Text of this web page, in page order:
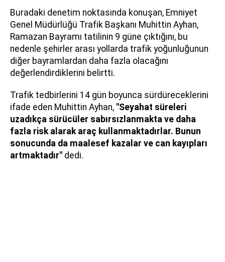
Buradaki denetim noktasında konuşan, Emniyet
Genel Müdürlüğü Trafik Başkanı Muhittin Ayhan,
Ramazan Bayramı tatilinin 9 güne çıktığını, bu
nedenle şehirler arası yollarda trafik yoğunluğunun
diğer bayramlardan daha fazla olacağını
değerlendirdiklerini belirtti.
Trafik tedbirlerini 14 gün boyunca sürdüreceklerini
ifade eden Muhittin Ayhan, "Seyahat süreleri
uzadıkça sürücüler sabırsızlanmakta ve daha
fazla risk alarak araç kullanmaktadırlar. Bunun
sonucunda da maalesef kazalar ve can kayıpları
artmaktadır" dedi.